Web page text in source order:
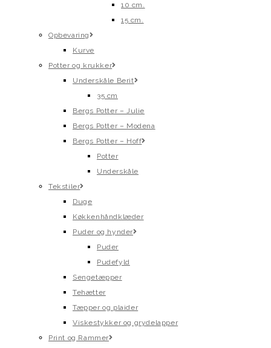
10 cm.
15 cm.
Opbevaring
Kurve
Potter og krukker
Underskåle Berit
35 cm
Bergs Potter – Julie
Bergs Potter – Modena
Bergs Potter – Hoff
Potter
Underskåle
Tekstiler
Duge
Køkkenhåndklæder
Puder og hynder
Puder
Pudefyld
Sengetæpper
Tehætter
Tæpper og plaider
Viskestykker og grydelapper
Print og Rammer